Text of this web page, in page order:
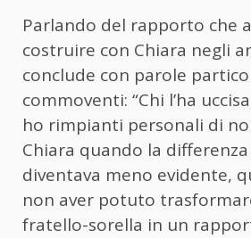
Parlando del rapporto che
costruire con Chiara negli
conclude con parole
commoventi: “Chi l’ha
ho rimpianti personali di
Chiara quando la
diventava meno evidente,
non aver potuto
fratello-sorella in un